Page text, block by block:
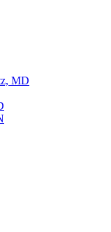
MD